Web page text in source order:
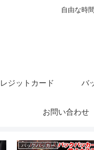
自由な時
ジットカード バ
お問い合わせ
クルーズ